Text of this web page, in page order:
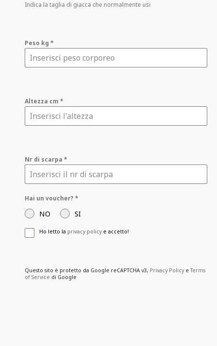
Indica la taglia di giacca che normalmente usi
Peso kg *
Altezza cm *
Nr di scarpa *
Hai un voucher? *
NO SI
Ho letto la privacy policye accetto!
Questo sito è protetto da Google reCAPTCHA v3, Privacy PolicyeTerms
of Service di Google